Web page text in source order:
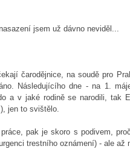
jsem už dávno neviděl...
čarodějnice, na soudě pro
Následujícího dne - na 1.
a v jaké rodině se narodili, tak
jen to svištělo.
pak je skoro s podivem,
trestního oznámení) - ale až